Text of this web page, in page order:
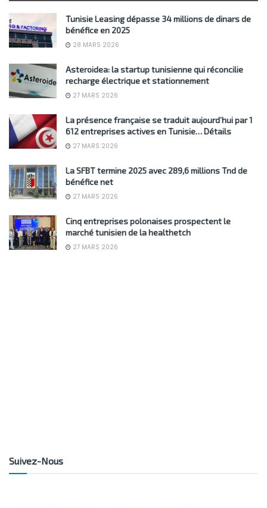
Tunisie Leasing dépasse 34 millions de dinars de
bénéfice en 2025
28 MARS 2026
Asteroidea: la startup tunisienne qui réconcilie
recharge électrique et stationnement
27 MARS 2026
La présence française se traduit aujourd’hui par 1
612 entreprises actives en Tunisie… Détails
27 MARS 2026
La SFBT termine 2025 avec 289,6 millions Tnd de
bénéfice net
27 MARS 2026
Cinq entreprises polonaises prospectent le
marché tunisien de la healthetch
27 MARS 2026
Suivez-Nous